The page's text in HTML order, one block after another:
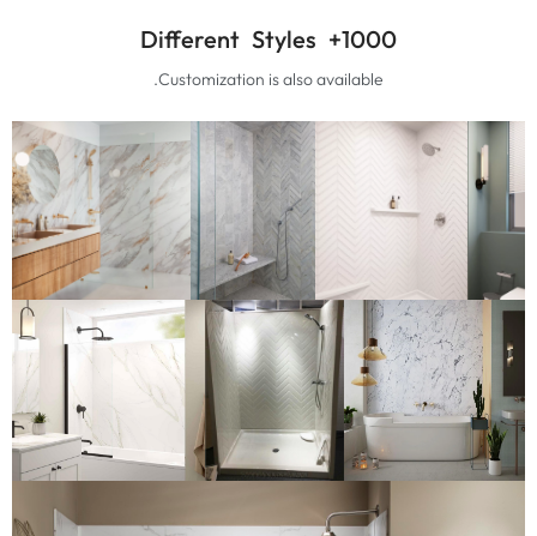
1000+
Different Styles
Customization is also available
.